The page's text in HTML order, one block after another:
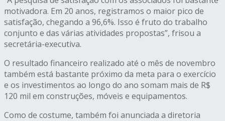
motivadora. Em 20 anos, registramos o maior pico de
satisfação, chegando a 96,6%. Isso é fruto do trabalho
conjunto e das várias atividades propostas”, frisou a
secretária-executiva.
O resultado financeiro realizado até o mês de novembro
também está bastante próximo da meta para o exercício
e os investimentos ao longo do ano somam mais de R$
120 mil em construções, móveis e equipamentos.
Como de costume, também foi anunciada a diretoria